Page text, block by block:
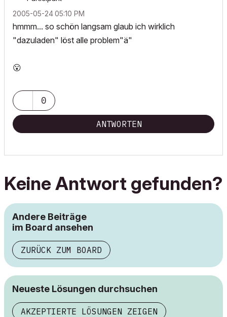
‎2005-05-2405:10 PM
hmmm... so schön langsam glaub ich wirklich
"dazuladen" löst alle problem"ä"
😮
0
ANTWORTEN
Keine Antwort gefunden?
Andere Beiträge
im Board ansehen
ZURÜCK ZUM BOARD
Neueste Lösungen durchsuchen
AKZEPTIERTE LÖSUNGEN ZEIGEN